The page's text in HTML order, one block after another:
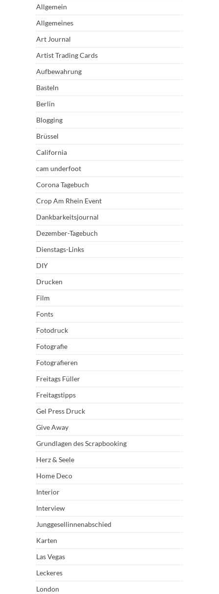
Allgemein
Allgemeines
Art Journal
Artist Trading Cards
Aufbewahrung
Basteln
Berlin
Blogging
Brüssel
California
cam underfoot
Corona Tagebuch
Crop Am Rhein Event
Dankbarkeitsjournal
Dezember-Tagebuch
Dienstags-Links
DIY
Drucken
Film
Fonts
Fotodruck
Fotografie
Fotografieren
Freitags Füller
Freitagstipps
Gel Press Druck
Give Away
Grundlagen des Scrapbooking
Herz & Seele
Home Deco
Interior
Interview
Junggesellinnenabschied
Karten
Las Vegas
Leckeres
London